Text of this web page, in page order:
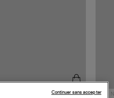
NOUVELLE COLLECTIONContinuer sans accepter